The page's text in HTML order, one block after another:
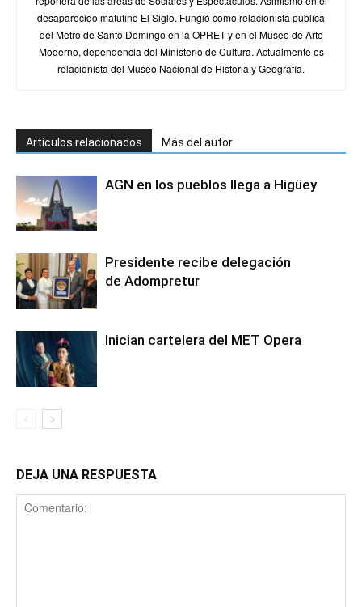
desaparecido matutino El Siglo. Fungió como relacionista pública
del Metro de Santo Domingo en la OPRET y en el Museo de Arte
Moderno, dependencia del Ministerio de Cultura. Actualmente es
relacionista del Museo Nacional de Historia y Geografía.
Artículos relacionados Más del autor
AGN en los pueblos llega a Higüey
Presidente recibe delegación
de Adompretur
Inician cartelera del MET Opera
DEJA UNA RESPUESTA